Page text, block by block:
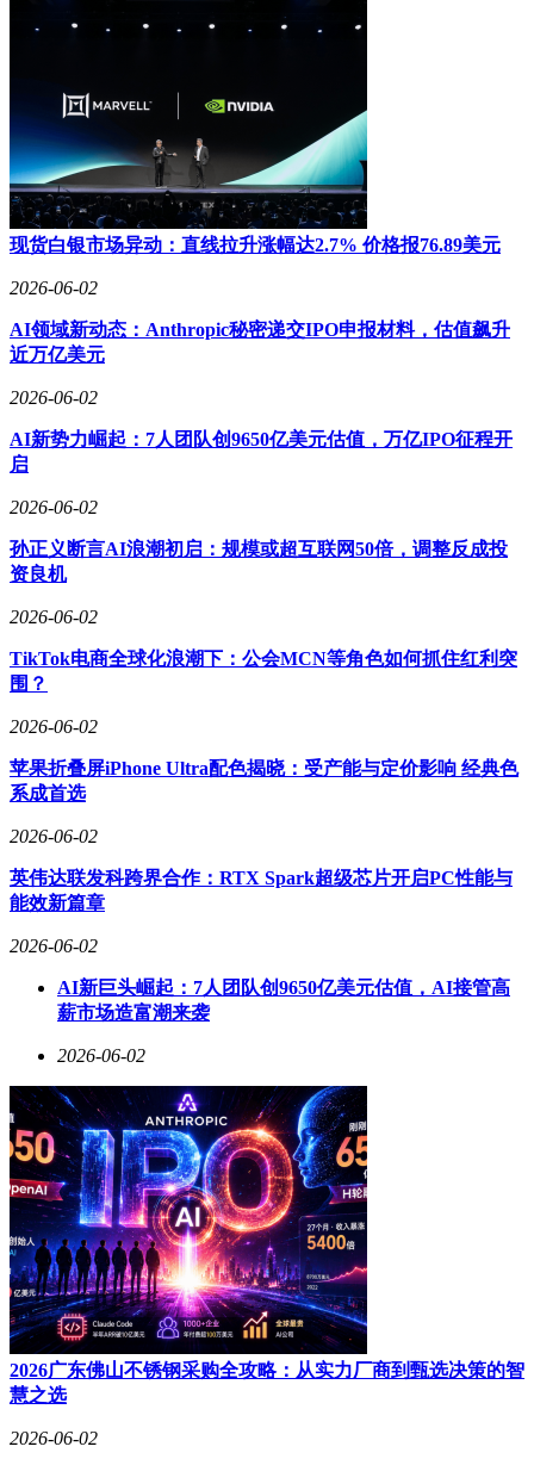
现货白银市场异动：直线拉升涨幅达2.7% 价格报76.89美元
2026-06-02
AI领域新动态：Anthropic秘密递交IPO申报材料，估值飙升
近万亿美元
2026-06-02
AI新势力崛起：7人团队创9650亿美元估值，万亿IPO征程开
启
2026-06-02
孙正义断言AI浪潮初启：规模或超互联网50倍，调整反成投
资良机
2026-06-02
TikTok电商全球化浪潮下：公会MCN等角色如何抓住红利突
围？
2026-06-02
苹果折叠屏iPhone Ultra配色揭晓：受产能与定价影响 经典色
系成首选
2026-06-02
英伟达联发科跨界合作：RTX Spark超级芯片开启PC性能与
能效新篇章
2026-06-02
AI新巨头崛起：7人团队创9650亿美元估值，AI接管高
薪市场造富潮来袭
2026-06-02
2026广东佛山不锈钢采购全攻略：从实力厂商到甄选决策的智
慧之选
2026-06-02